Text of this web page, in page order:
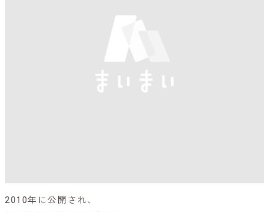
2010年に公開され、